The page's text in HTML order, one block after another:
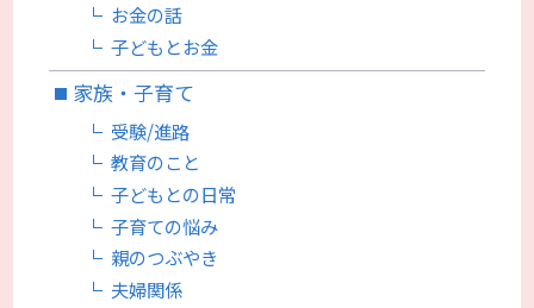
お金の話
子どもとお金
家族・子育て
受験/進路
教育のこと
子どもとの日常
子育ての悩み
親のつぶやき
夫婦関係